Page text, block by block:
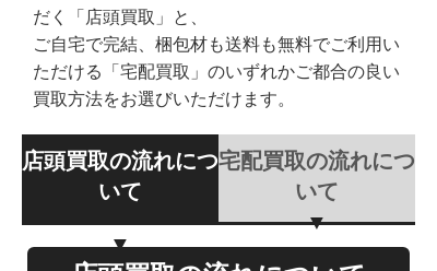
だく「店頭買取」と、
ご自宅で完結、梱包材も送料も無料でご利用い
ただける「宅配買取」のいずれかご都合の良い
買取方法をお選びいただけます。
店頭買取の流れにつ
いて
宅配買取の流れにつ
いて